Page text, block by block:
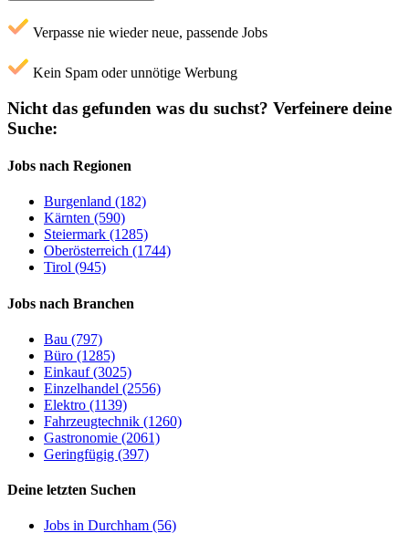
Verpasse nie wieder neue, passende Jobs
Kein Spam oder unnötige Werbung
Nicht das gefunden was du suchst? Verfeinere deine
Suche:
Jobs nach Regionen
Burgenland (182)
Kärnten (590)
Steiermark (1285)
Oberösterreich (1744)
Tirol (945)
Jobs nach Branchen
Bau (797)
Büro (1285)
Einkauf (3025)
Einzelhandel (2556)
Elektro (1139)
Fahrzeugtechnik (1260)
Gastronomie (2061)
Geringfügig (397)
Deine letzten Suchen
Jobs in Durchham (56)